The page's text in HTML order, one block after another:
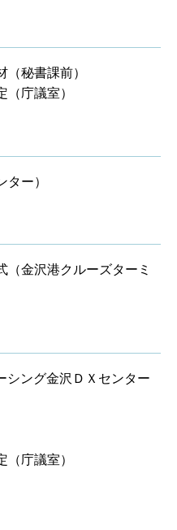
秘書課前）
庁議室）
ー）
（金沢港クルーズターミ
シング金沢ＤＸセンター
庁議室）